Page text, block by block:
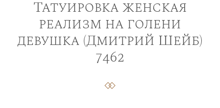
Татуировка женская
реализм на голени
девушка (Дмитрий Шейб)
7462